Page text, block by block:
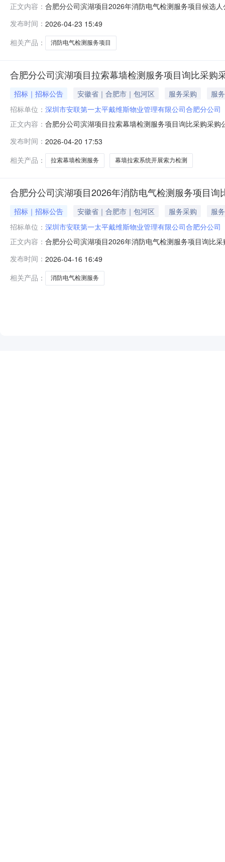
正文内容： 合肥分公司滨湖项目2026年消防电气检测服务项目候选
安徽勇信机电工程有限公司第三成交候选人：安徽省大
在公示期内以书面形
发布时间： 2026-04-23 15:49
相关产品：
消防电气检测服务项目
合肥分公司滨湖项目拉索幕墙检测服务项目询比采购
招标｜招标公告 安徽省｜合肥市｜包河区 服务采购
服务
招标单位： 深圳市安联第一太平戴维斯物业管理有限公司合肥分公司
正文内容： 合肥分公司滨湖项目拉索幕墙检测服务项目询比采购采
报告。2．采购说明2.1采购方式：公开询比采购2.2资金
为后续安全维护或改造提
发布时间： 2026-04-20 17:53
相关产品：
拉索幕墙检测服务 幕墙拉索系统开展索力检测
合肥分公司滨湖项目2026年消防电气检测服务项目询
招标｜招标公告 安徽省｜合肥市｜包河区 服务采购
服务
招标单位： 深圳市安联第一太平戴维斯物业管理有限公司合肥分公司
正文内容： 合肥分公司滨湖项目2026年消防电气检测服务项目询比
2.2资金来源及比例：100%来自企业自筹2.3采购范围：
确、全面的技术
发布时间： 2026-04-16 16:49
相关产品：
消防电气检测服务